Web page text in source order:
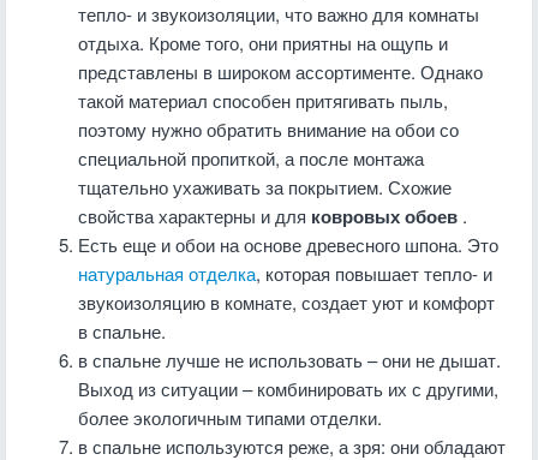
тепло- и звукоизоляции, что важно для комнаты
отдыха. Кроме того, они приятны на ощупь и
представлены в широком ассортименте. Однако
такой материал способен притягивать пыль,
поэтому нужно обратить внимание на обои со
специальной пропиткой, а после монтажа
тщательно ухаживать за покрытием. Схожие
свойства характерны и для ковровых обоев .
Есть еще и обои на основе древесного шпона. Это
натуральная отделка, которая повышает тепло- и
звукоизоляцию в комнате, создает уют и комфорт
в спальне.
в спальне лучше не использовать – они не дышат.
Выход из ситуации – комбинировать их с другими,
более экологичным типами отделки.
в спальне используются реже, а зря: они обладают